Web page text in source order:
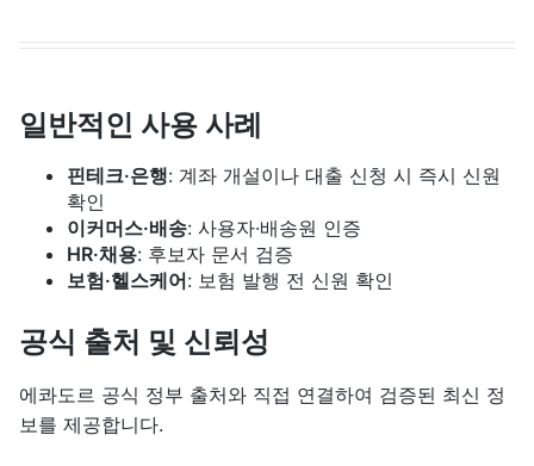
일반적인 사용 사례
핀테크·은행: 계좌 개설이나 대출 신청 시 즉시 신원
확인
이커머스·배송: 사용자·배송원 인증
HR·채용: 후보자 문서 검증
보험·헬스케어: 보험 발행 전 신원 확인
공식 출처 및 신뢰성
에콰도르 공식 정부 출처와 직접 연결하여 검증된 최신 정
보를 제공합니다.